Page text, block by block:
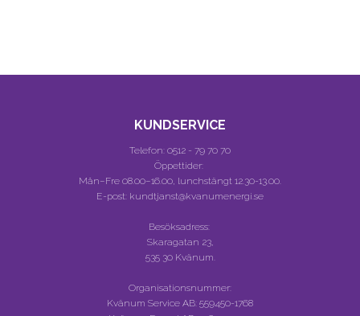
KUNDSERVICE
Telefon: 0512 - 79 70 70
Öppettider:
Mån–Fre 08.00–16.00, lunchstängt 12.30-13.00.
E-post: kundtjanst@kvanumenergi.se
Besöksadress:
Skaragatan 23,
535 30 Kvänum.
Organisationsnummer:
Kvänum Service AB: 559450-1768